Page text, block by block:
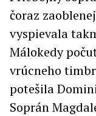
čoraz
vyspievala
Málokedy
vrúcneho
potešila
Soprán